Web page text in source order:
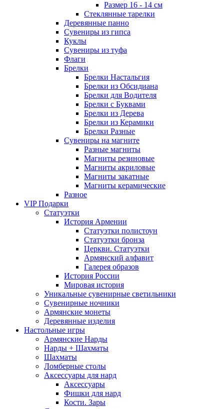
Размер 16 - 14 см
Стеклянные тарелки
Деревянные панно
Сувениры из гипса
Куклы
Сувениры из туфа
Флаги
Брелки
Брелки Настальгия
Брелки из Обсидиана
Брелки для Водителя
Брелки с Буквами
Брелки из Дерева
Брелки из Керамики
Брелки Разные
Сувениры на магните
Разные магниты
Магниты резиновые
Магниты акриловые
Магниты закатные
Магниты керамические
Разное
VIP Подарки
Статуэтки
История Армении
Статуэтки полистоун
Статуэтки бронза
Церкви. Статуэтки
Армянский алфавит
Галерея образов
История России
Мировая история
Уникальные сувенирные светильники
Сувенирные ночники
Армянские монеты
Деревянные изделия
Настольные игры
Армянские Нарды
Нарды + Шахматы
Шахматы
Ломберные столы
Аксессуары для нард
Аксессуары
Фишки для нард
Кости. Зары